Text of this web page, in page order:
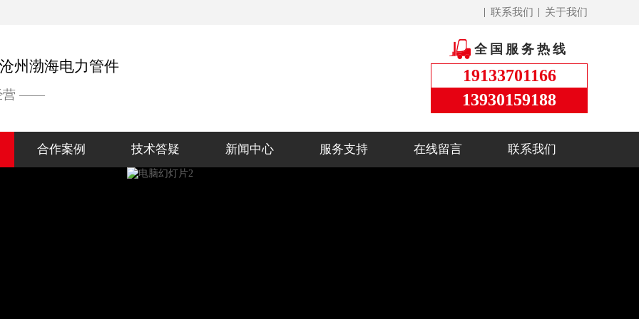
关于我们
联系我们
营 ——
全国服务热线
19133701166
13930159188
合作案例 技术答疑 新闻中心 服务支持 在线留言 联系我们